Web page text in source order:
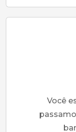
Você